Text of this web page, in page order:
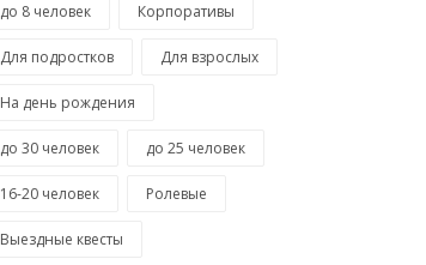
до 8 человек Корпоративы
Для подростков Для взрослых
На день рождения
до 30 человек до 25 человек
16-20 человек Ролевые
Выездные квесты